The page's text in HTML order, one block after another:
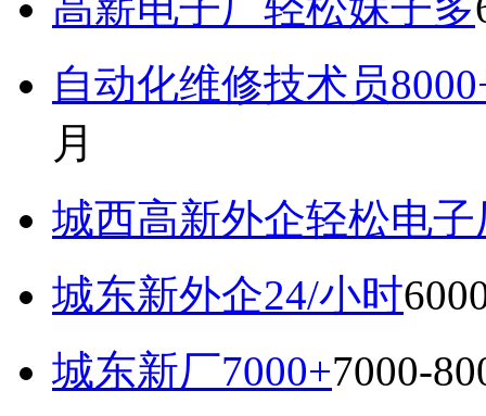
自动化维修技术员
月
城西高新外企轻松电子
城东新外企24/小时
城东新厂7000+7000-